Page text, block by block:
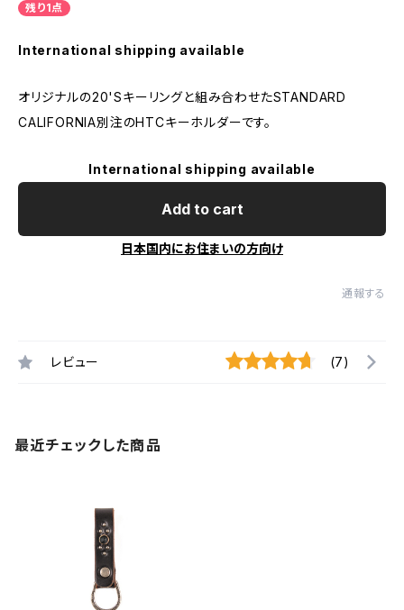
残り1点
International shipping available
オリジナルの20'Sキーリングと組み合わせたSTANDARD
CALIFORNIA別注のHTCキーホルダーです。
International shipping available
Add to cart
日本国内にお住まいの方向け
通報する
レビュー (7)
最近チェックした商品